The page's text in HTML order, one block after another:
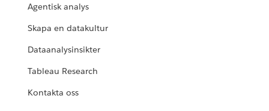
Agentisk analys
Skapa en datakultur
Dataanalysinsikter
Tableau Research
Kontakta oss